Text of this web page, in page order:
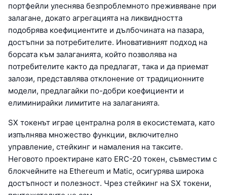
портфейли улеснява безпроблемното преживяване при
залагане, докато агрегацията на ликвидността
подобрява коефициентите и дълбочината на пазара,
достъпни за потребителите. Иновативният подход на
борсата към залаганията, който позволява на
потребителите както да предлагат, така и да приемат
залози, представлява отклонение от традиционните
модели, предлагайки по-добри коефициенти и
елиминирайки лимитите на залаганията.
SX токенът играе централна роля в екосистемата, като
изпълнява множество функции, включително
управление, стейкинг и намаления на таксите.
Неговото проектиране като ERC-20 токен, съвместим с
блокчейните на Ethereum и Matic, осигурява широка
достъпност и полезност. Чрез стейкинг на SX токени,